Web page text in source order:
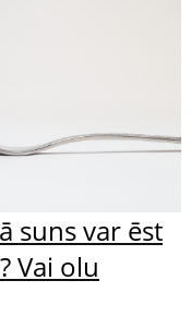
suns var ēst
Vai olu